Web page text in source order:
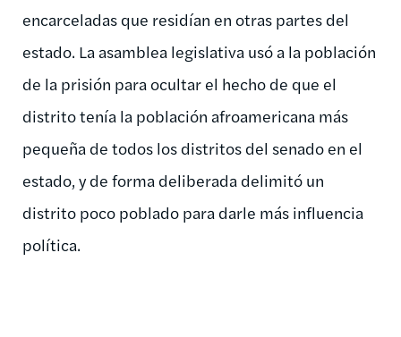
encarceladas que residían en otras partes del
estado. La asamblea legislativa usó a la población
de la prisión para ocultar el hecho de que el
distrito tenía la población afroamericana más
pequeña de todos los distritos del senado en el
estado, y de forma deliberada delimitó un
distrito poco poblado para darle más influencia
política.